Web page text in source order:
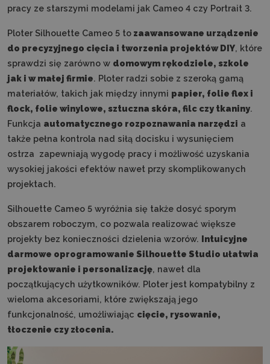
pracy ze starszymi modelami jak Cameo 4 czy Portrait 3.
Ploter Silhouette Cameo 5 to zaawansowane urządzenie
do precyzyjnego cięcia i tworzenia projektów DIY, które
sprawdzi się zarówno w domowym rękodziele, szkole
jak i w małej firmie. Ploter radzi sobie z szeroką gamą
materiałów, takich jak między innymi papier, folie flex i
flock, folie winylowe, sztuczna skóra, filc czy tkaniny.
Funkcja automatycznego rozpoznawania narzędzi a
także pełna kontrola nad siłą docisku i wysunięciem
ostrza zapewniają wygodę pracy i możliwość uzyskania
wysokiej jakości efektów nawet przy skomplikowanych
projektach.
Silhouette Cameo 5 wyróżnia się także dosyć sporym
obszarem roboczym, co pozwala realizować większe
projekty bez konieczności dzielenia wzorów. Intuicyjne
darmowe oprogramowanie Silhouette Studio ułatwia
projektowanie i personalizację, nawet dla
początkujących użytkowników. Ploter jest kompatybilny z
wieloma akcesoriami, które zwiększają jego
funkcjonalność, umożliwiając cięcie, rysowanie,
tłoczenie czy złocenia.